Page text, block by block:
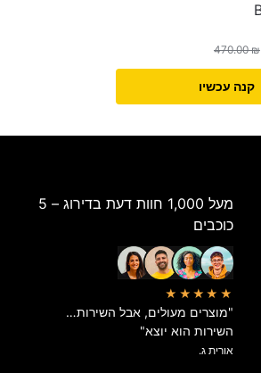
470.00₪
קנה עכשיו
מעל 1,000 חוות דעת בדירוג – 5
כוכבים
★★★★★
"מוצרים מעולים, אבל השירות…
השירות הוא יוצא"
אורית ג.